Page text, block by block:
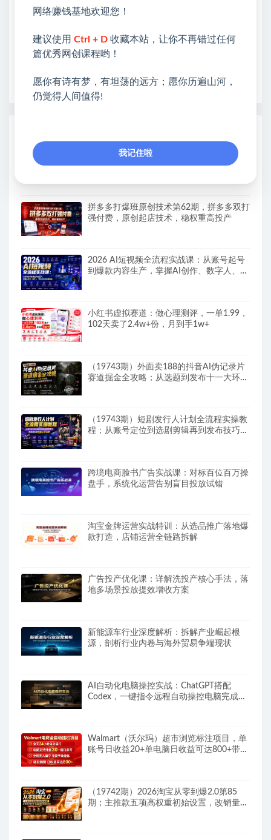
❤能助您：找项目 + 低成本创业 + 减少信息差 + 见识
各种项目 + 提升网创认知。
❤本站为众多团队提供了重要价值，也为众多创业者
开启网络之门，广受好评！
早为您提供丰盛价值。祝您前程似锦！
《淘宝天猫打爆班》原创技术第85期，淘宝
从0到爆2.0，权重搭建、销量破零、多维组
拼多多打爆班原创技术第62期，拼多多双打
强付费，原创起店技术，稳权重高投产
2026 AI短视频全流程实战课：从账号起号
到爆款内容生产，掌握AI创作、数字人、带
小红书虚拟赛道：做心理测评，一单1.99，
102天卖了2.4w+份，月到手1w+
（19743期）外面卖188的抖音AI伪记录片
赛道掘金全攻略；从选题到发布十一大环节
（19743期）短剧发行人计划全流程实操教
程；从账号定位到选剧剪辑再到发布技巧，
跨境电商脸书广告实战课：对标百位百万操
盘手，系统化运营告别盲目投放试错
淘宝金牌运营实战特训：从选品推广落地爆
款打造，店铺运营全链路拆解
广告投产优化课：详解洗投产核心手法，落
地多场景投放提效增收方案
新能源车行业深度解析：拆解产业崛起根
源，剖析行业内卷与海外贸易争端现状
AI自动化电脑操控实战：ChatGPT搭配
Codex，一键指令远程自动操控电脑完成工
Walmart（沃尔玛）超市浏览标注项目，单
账号日收益20+单电脑日收益可达800+带分
（19742期）2026淘宝从零到爆2.0第85
期；主推款五项高权重初始设置，改销量评
网络赚钱基地欢迎您！
建议使用 Ctrl + D 收藏本站，让你不再错过任何
篇优秀网创课程哟！
愿你有诗有梦，有坦荡的远方；愿你历遍山河，
仍觉得人间值得!
我记住啦